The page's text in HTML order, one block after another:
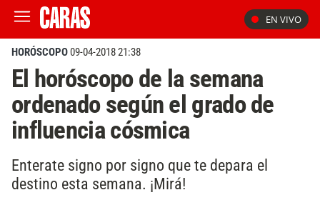
EN VIVO
HORÓSCOPO09-04-2018 21:38
El horóscopo de la semana
ordenado según el grado de
influencia cósmica
Enterate signo por signo que te depara el
destino esta semana. ¡Mirá!